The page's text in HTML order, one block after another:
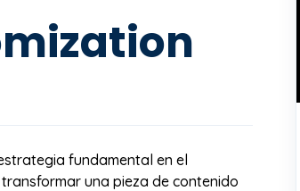
fundamental en el
una pieza de contenido